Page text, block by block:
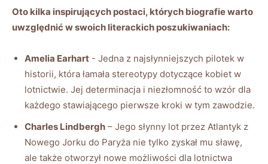
Oto kilka inspirujących postaci, których biografie​ warto
uwzględnić w swoich literackich ‍poszukiwaniach:
Amelia ‍Earhart ‍- ‍Jedna z ‍najsłynniejszych pilotek w
historii, ‍która⁤ łamała stereotypy dotyczące kobiet w⁤
lotnictwie. Jej determinacja i niezłomność to⁣ wzór dla‍
każdego stawiającego ⁤pierwsze kroki ⁤w tym ‍zawodzie.
Charles Lindbergh – Jego słynny lot przez ⁤Atlantyk z
Nowego Jorku do ​Paryża nie tylko zyskał⁢ mu sławę,
ale także ⁤otworzył nowe możliwości dla lotnictwa